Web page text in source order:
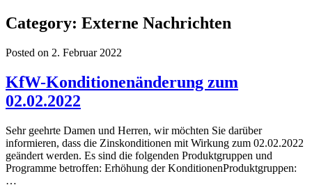
Category: Externe Nachrichten
Posted on 2. Februar 2022
KfW-Konditionenänderung zum
02.02.2022
Sehr geehrte Damen und Herren, wir möchten Sie darüber
informieren, dass die Zinskonditionen mit Wirkung zum 02.02.2022
geändert werden. Es sind die folgenden Produktgruppen und
Programme betroffen: Erhöhung der KonditionenProduktgruppen:
…